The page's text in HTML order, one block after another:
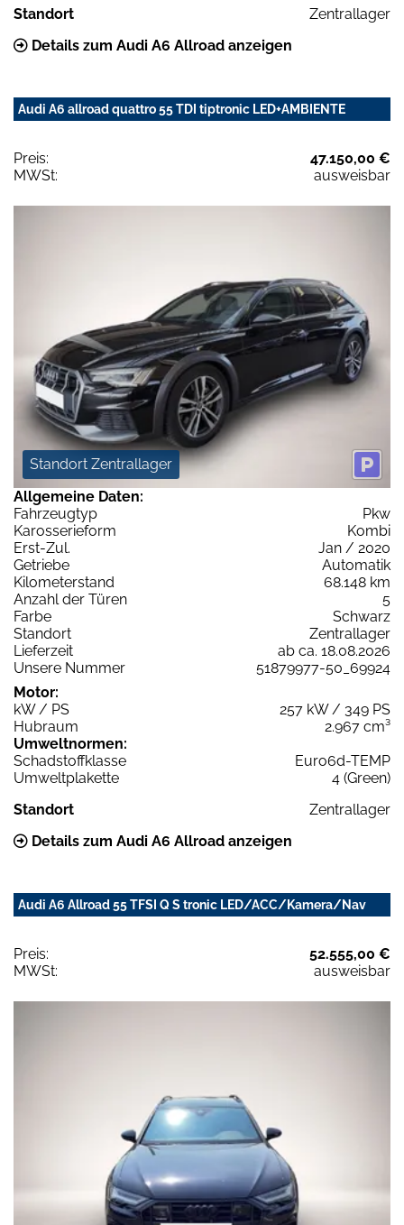
Standort
Zentrallager
Details zum Audi A6 Allroad anzeigen
Audi A6 allroad quattro 55 TDI tiptronic LED+AMBIENTE
Preis:
47.150,00 €
MWSt:
ausweisbar
Standort Zentrallager
Allgemeine Daten:
Fahrzeugtyp
Pkw
Karosserieform
Kombi
Erst-Zul.
Jan / 2020
Getriebe
Automatik
Kilometerstand
68.148 km
Anzahl der Türen
5
Farbe
Schwarz
Standort
Zentrallager
Lieferzeit
ab ca. 18.08.2026
Unsere Nummer
51879977-50_69924
Motor:
kW / PS
257 kW / 349 PS
Hubraum
2.967 cm³
Umweltnormen:
Schadstoffklasse
Euro6d-TEMP
Umweltplakette
4 (Green)
Standort
Zentrallager
Details zum Audi A6 Allroad anzeigen
Audi A6 Allroad 55 TFSI Q S tronic LED/ACC/Kamera/Nav
Preis:
52.555,00 €
MWSt:
ausweisbar